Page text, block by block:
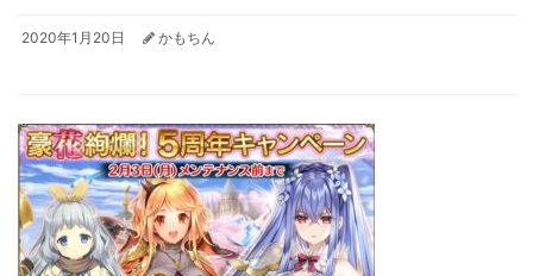
2020年1月20日 かもちん